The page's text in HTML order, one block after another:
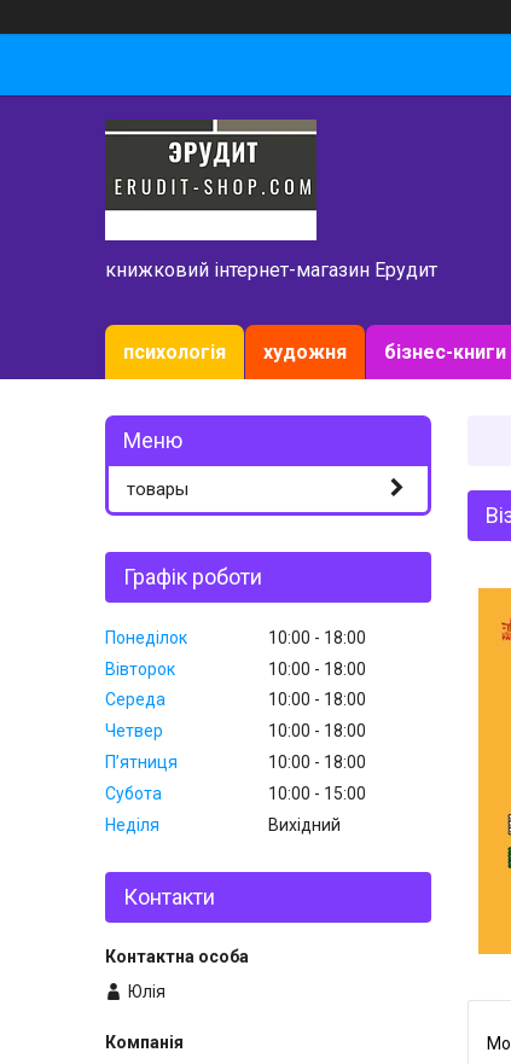
книжковий інтернет-магазин Ерудит
психологія художня бізнес-книги
товары
Графік роботи
Понеділок 10:00
18:00
Вівторок
10:00
18:00
Середа
10:00
18:00
Четвер
10:00
18:00
Пʼятниця
10:00
18:00
Субота
10:00
15:00
Неділя
Вихідний
Контакти
Юлія